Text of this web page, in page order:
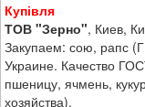
Купівля
ТОВ "Зерно", Киев,
Закупаем: сою, рапс
Украине. Качество
пшеницу, ячмень,
хозяйства).